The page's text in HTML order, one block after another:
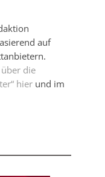
auf
über die
hierund im